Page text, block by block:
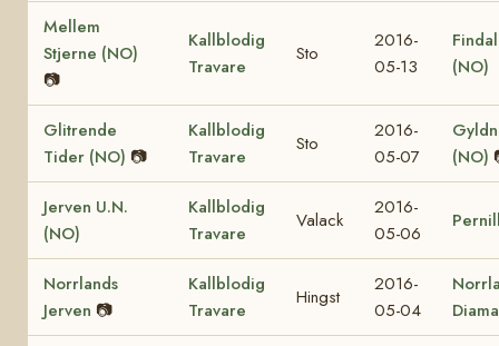
Mellem
Stjerne (NO)
📷
Kallblodig
Travare
Sto
2016-
05-13
(NO)
Glitrende
Tider (NO) 📷
Kallblodig
Travare
Sto
2016-
05-07
(NO)
Jerven U.N.
(NO)
Kallblodig
Travare
Valack
2016-
05-06
Norrlands
Jerven 📷
Kallblodig
Travare
Hingst
2016-
05-04